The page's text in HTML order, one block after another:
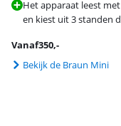
Het apparaat leest
en kiest uit 3 standen
Vanaf350,-
Bekijk de Braun Mini